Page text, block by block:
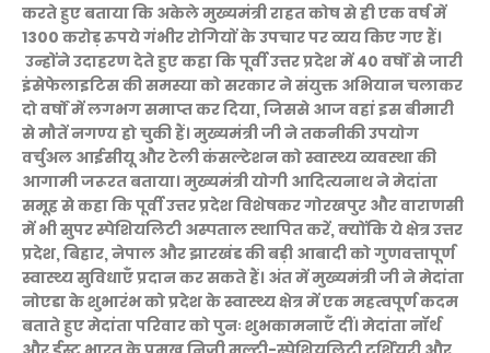
करते हुए बताया कि अकेले मुख्यमंत्री राहत कोष से ही एक वर्ष में
1300 करोड़ रुपये गंभीर रोगियों के उपचार पर व्यय किए गए हैं।
उन्होंने उदाहरण देते हुए कहा कि पूर्वी उत्तर प्रदेश में 40 वर्षों से जारी
इंसेफेलाइटिस की समस्या को सरकार ने संयुक्त अभियान चलाकर
दो वर्षों में लगभग समाप्त कर दिया, जिससे आज वहां इस बीमारी
से मौतें नगण्य हो चुकी हैं। मुख्यमंत्री जी ने तकनीकी उपयोग
वर्चुअल आईसीयू और टेली कंसल्टेशन को स्वास्थ्य व्यवस्था की
आगामी जरूरत बताया। मुख्यमंत्री योगी आदित्यनाथ ने मेदांता
समूह से कहा कि पूर्वी उत्तर प्रदेश विशेषकर गोरखपुर और वाराणसी
में भी सुपर स्पेशियलिटी अस्पताल स्थापित करें, क्योंकि ये क्षेत्र उत्तर
प्रदेश, बिहार, नेपाल और झारखंड की बड़ी आबादी को गुणवत्तापूर्ण
स्वास्थ्य सुविधाएँ प्रदान कर सकते हैं। अंत में मुख्यमंत्री जी ने मेदांता
नोएडा के शुभारंभ को प्रदेश के स्वास्थ्य क्षेत्र में एक महत्वपूर्ण कदम
बताते हुए मेदांता परिवार को पुनः शुभकामनाएँ दीं। मेदांता नॉर्थ